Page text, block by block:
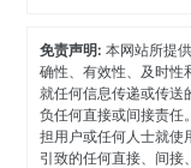
免责声明:本网站所提
确性、有效性、及时性
就任何信息传递或传送
负任何直接或间接责任
担用户或任何人士就使
引致的任何直接、间接